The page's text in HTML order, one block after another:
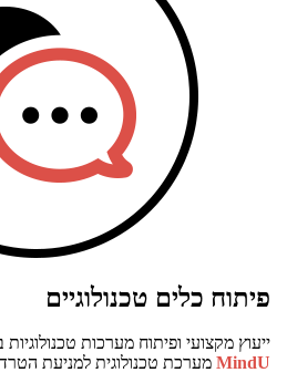
פיתוח כלים טכנולוגיים
ייעוץ מקצועי ופיתוח מערכות
MindU מערכת טכנולוגית למניעת